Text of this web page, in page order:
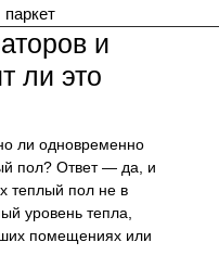
паркет
и
ли это
ли одновременно
пол? Ответ — да, и
теплый пол не в
уровень тепла,
помещениях или